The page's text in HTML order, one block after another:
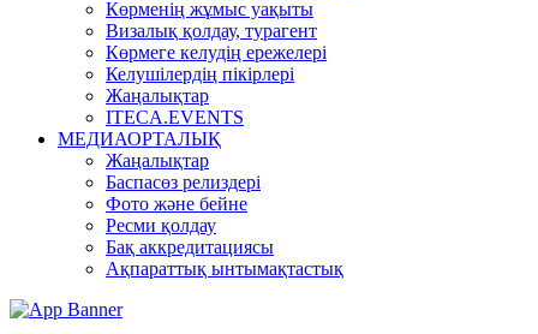
Көрменің жұмыс уақыты
Визалық қолдау, турагент
Көрмеге келудің ережелері
Келушілердің пікірлері
Жаңалықтар
ITECA.EVENTS
МЕДИАОРТАЛЫҚ
Жаңалықтар
Баспасөз релиздері
Фото және бейне
Ресми қолдау
Бақ аккредитациясы
Ақпараттық ынтымақтастық